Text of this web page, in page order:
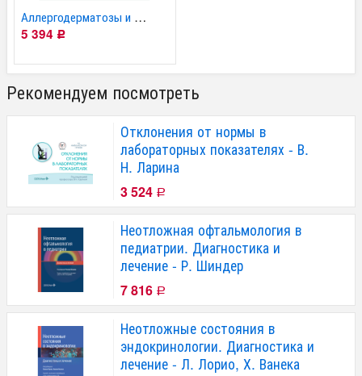
Аллергодерматозы и их...
5 394 Р
Рекомендуем посмотреть
Отклонения от нормы в
лабораторных показателях - В.
Н. Ларина
3 524 Р
Неотложная офтальмология в
педиатрии. Диагностика и
лечение - Р. Шиндер
7 816 Р
Неотложные состояния в
эндокринологии. Диагностика и
лечение - Л. Лорио, Х. Ванека